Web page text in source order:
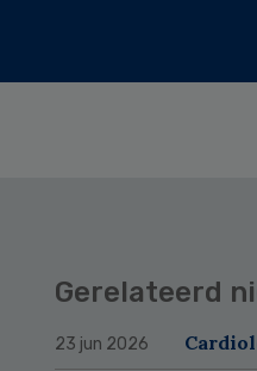
Gerelateerd
23 jun 2026